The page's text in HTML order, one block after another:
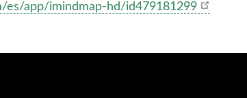
es/app/imindmap-hd/id479181299